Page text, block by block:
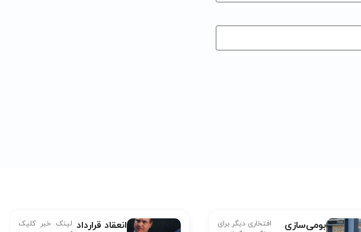
بومی‌سازی
افتخاری دیگر برای
انعقاد قرارداد لینک خبر کلیک